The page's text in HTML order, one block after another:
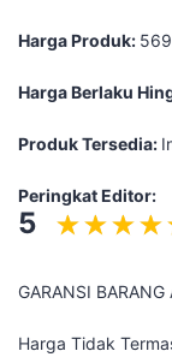
Harga Produk:
Harga Berlaku
Produk Tersedia:
Peringkat Editor:
5
GARANSI
Harga Tidak